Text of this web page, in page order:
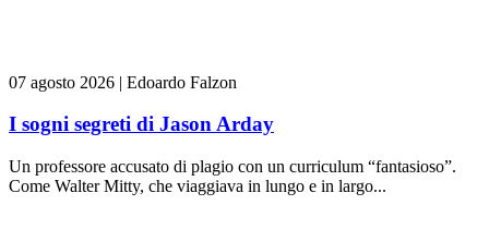
07 agosto 2026 | Edoardo Falzon
I sogni segreti di Jason Arday
Un professore accusato di plagio con un curriculum “fantasioso”.
Come Walter Mitty, che viaggiava in lungo e in largo...